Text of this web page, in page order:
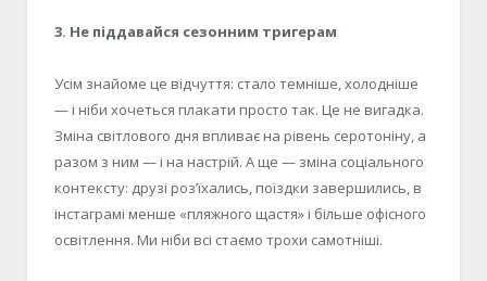
3. Не піддавайся сезонним тригерам
Усім знайоме це відчуття: стало темніше, холодніше
— і ніби хочеться плакати просто так. Це не вигадка.
Зміна світлового дня впливає на рівень серотоніну, а
разом з ним — і на настрій. А ще — зміна соціального
контексту: друзі роз’їхались, поїздки завершились, в
інстаграмі менше «пляжного щастя» і більше офісного
освітлення. Ми ніби всі стаємо трохи самотніші.